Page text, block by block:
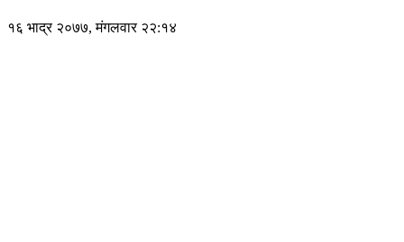
१६ भाद्र २०७७, मंगलवार २२:१४